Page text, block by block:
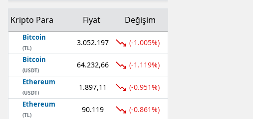
Kripto Para Fiyat Değişim
Bitcoin
(TL)
3.052.197 (-1.005%)
Bitcoin
(USDT)
64.232,66 (-1.119%)
Ethereum
(USDT)
1.897,11 (-0.951%)
Ethereum
(TL)
90.119 (-0.861%)